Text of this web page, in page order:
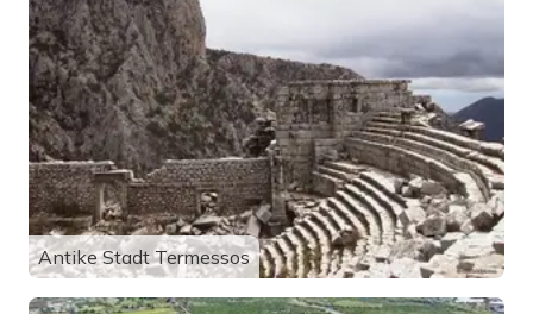
Antike Stadt Termessos